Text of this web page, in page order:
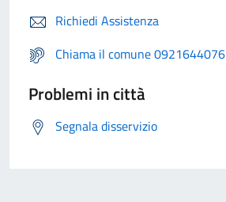
Richiedi Assistenza
Chiama il comune 0921644076
Problemi in città
Segnala disservizio